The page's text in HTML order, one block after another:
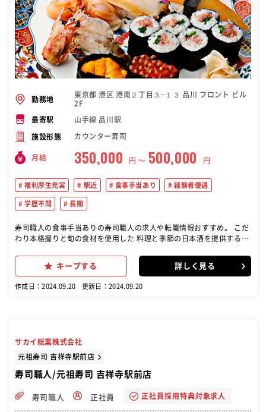
勤務地
東京都 港区 港南２丁目３−１３ 品川 フロント ビル
2F
最寄駅 山手線 品川駅
施設形態 カウンター寿司
月給 350,000 円 〜 500,000 円
福利厚生充実 駅近 食事手当あり 経験者優遇
学歴不問 長期
寿司職人の食事手当ありの寿司職人の求人や転職情報おすすめ。 こだ
わり本格握りと旬の食材を使用した 料理と季節の日本酒を提供する居
キープする 詳しく見る
作成日：2024.09.20 更新日：2024.09.20
サカイ総業株式会社
元祖寿司 吉祥寺駅前店
寿司職人/元祖寿司 吉祥寺駅前店
寿司職人 正社員 正社員採用特典対象求人